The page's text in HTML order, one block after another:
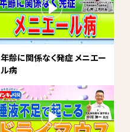
年齢に関係なく発症 メニエー
ル病